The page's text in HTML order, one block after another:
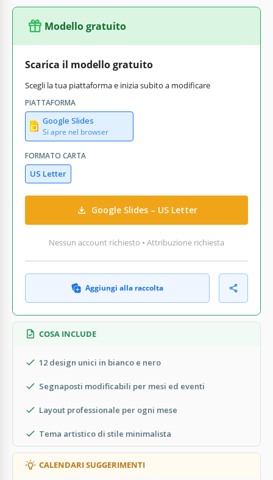
Modello gratuito
Scarica il modello gratuito
Scegli la tua piattaforma e inizia subito a modificare
PIATTAFORMA
Google Slides
Si apre nel browser
FORMATO CARTA
US Letter
Google Slides – US Letter
Nessun account richiesto • Attribuzione richiesta
Aggiungi alla raccolta
COSA INCLUDE
12 design unici in bianco e nero
Segnaposti modificabili per mesi ed eventi
Layout professionale per ogni mese
Tema artistico di stile minimalista
CALENDARI SUGGERIMENTI